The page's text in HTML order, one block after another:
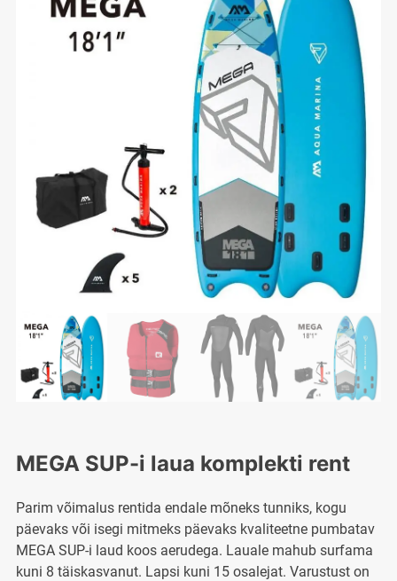
MEGA SUP-i laua komplekti rent
Parim võimalus rentida endale mõneks tunniks, kogu
päevaks või isegi mitmeks päevaks kvaliteetne pumbatav
MEGA SUP-i laud koos aerudega. Lauale mahub surfama
kuni 8 täiskasvanut. Lapsi kuni 15 osalejat. Varustust on